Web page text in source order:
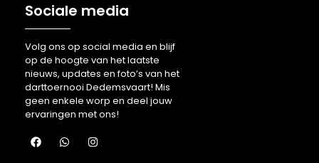
Sociale media
Volg ons op social media en blijf
op de hoogte van het laatste
nieuws, updates en foto’s van het
darttoernooi Dedemsvaart! Mis
geen enkele worp en deel jouw
ervaringen met ons!